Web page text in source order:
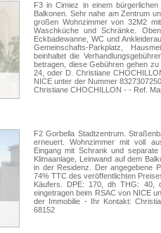
F3 in Cimiez in einem
Balkonen. Sehr nahe am Zentrum
großen Wohnzimmer von 32M2
Waschküche und Schränke.
Eckbadewanne, WC und
Gemeinschafts-Parkplatz,
beinhaltet die
betragen, diese Gebühren gehen
24, oder D. Christiane
NICE unter der Nummer
Christiane CHOCHILLON - - Ref.
F2 Gorbella Stadtzentrum.
erneuert. Wohnzimmer mit voll
Eingang mit Schrank und
Klimaanlage, Leinwand auf dem
in der Residenz. Der angegebene
74% TTC des veröffentlichten
Käufers. DPE: 170, dh THG: 40,
eingetragen beim RSAC von NICE
der Immobilie - Ihr Kontakt:
68152